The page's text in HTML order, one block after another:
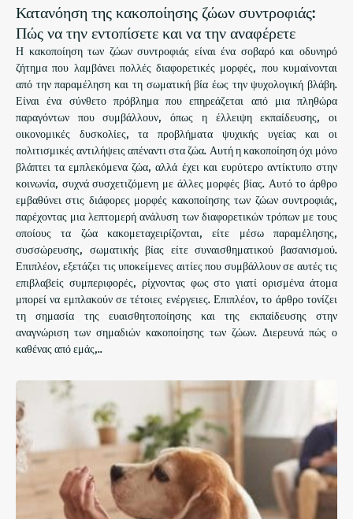
Κατανόηση της κακοποίησης ζώων συντροφιάς:
Πώς να την εντοπίσετε και να την αναφέρετε
Η κακοποίηση των ζώων συντροφιάς είναι ένα σοβαρό και οδυνηρό
ζήτημα που λαμβάνει πολλές διαφορετικές μορφές, που κυμαίνονται
από την παραμέληση και τη σωματική βία έως την ψυχολογική βλάβη.
Είναι ένα σύνθετο πρόβλημα που επηρεάζεται από μια πληθώρα
παραγόντων που συμβάλλουν, όπως η έλλειψη εκπαίδευσης, οι
οικονομικές δυσκολίες, τα προβλήματα ψυχικής υγείας και οι
πολιτισμικές αντιλήψεις απέναντι στα ζώα. Αυτή η κακοποίηση όχι μόνο
βλάπτει τα εμπλεκόμενα ζώα, αλλά έχει και ευρύτερο αντίκτυπο στην
κοινωνία, συχνά συσχετιζόμενη με άλλες μορφές βίας. Αυτό το άρθρο
εμβαθύνει στις διάφορες μορφές κακοποίησης των ζώων συντροφιάς,
παρέχοντας μια λεπτομερή ανάλυση των διαφορετικών τρόπων με τους
οποίους τα ζώα κακομεταχειρίζονται, είτε μέσω παραμέλησης,
συσσώρευσης, σωματικής βίας είτε συναισθηματικού βασανισμού.
Επιπλέον, εξετάζει τις υποκείμενες αιτίες που συμβάλλουν σε αυτές τις
επιβλαβείς συμπεριφορές, ρίχνοντας φως στο γιατί ορισμένα άτομα
μπορεί να εμπλακούν σε τέτοιες ενέργειες. Επιπλέον, το άρθρο τονίζει
τη σημασία της ευαισθητοποίησης και της εκπαίδευσης στην
αναγνώριση των σημαδιών κακοποίησης των ζώων. Διερευνά πώς ο
καθένας από εμάς,..